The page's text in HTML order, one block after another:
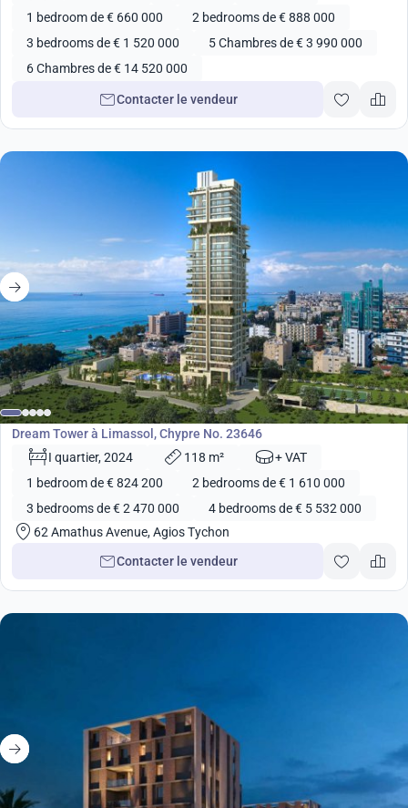
1 bedroom de € 660 000
2 bedrooms de € 888 000
3 bedrooms de € 1 520 000
5 Chambres de € 3 990 000
6 Chambres de € 14 520 000
Contacter le vendeur
de€824 200
Développement
Dream Tower à Limassol, Chypre No. 23646
I quartier, 2024
118 m²
+ VAT
1 bedroom de € 824 200
2 bedrooms de € 1 610 000
3 bedrooms de € 2 470 000
4 bedrooms de € 5 532 000
62 Amathus Avenue, Agios Tychon
Contacter le vendeur